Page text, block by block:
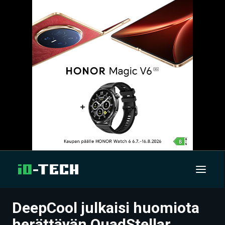
UUTISET
DeepCool julkaisi huomiota